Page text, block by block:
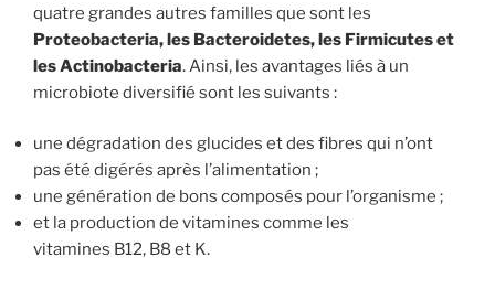
quatre grandes autres familles que sont les
Proteobacteria, les Bacteroidetes, les Firmicutes et
les Actinobacteria. Ainsi, les avantages liés à un
microbiote diversifié sont les suivants :
une dégradation des glucides et des fibres qui n’ont
pas été digérés après l’alimentation ;
une génération de bons composés pour l’organisme ;
et la production de vitamines comme les
vitamines B12, B8 et K.